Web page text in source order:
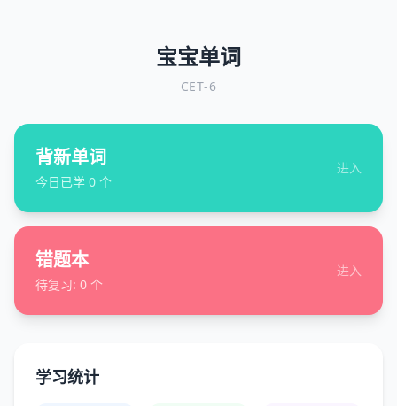
宝宝单词
CET-6
背新单词
今日已学 0 个
进入
错题本
待复习: 0 个
进入
学习统计